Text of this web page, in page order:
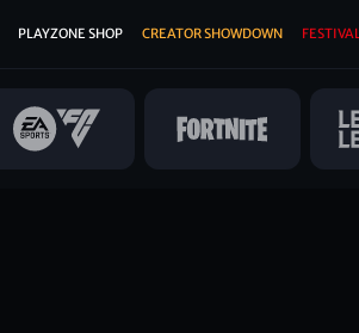
PLAYZONE SHOP CREATOR SHOWDOWN